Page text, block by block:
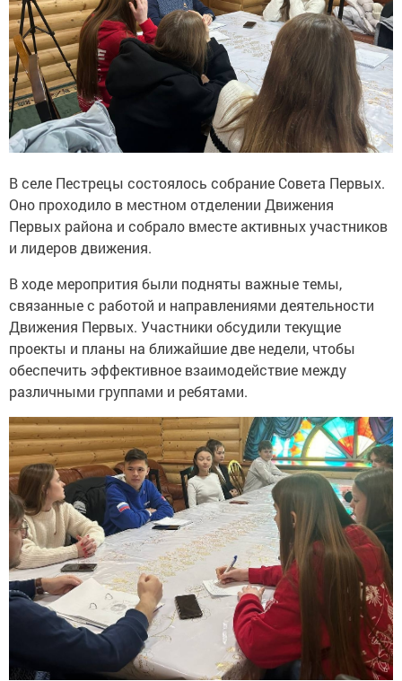
В селе Пестрецы состоялось собрание Совета Первых.
Оно проходило в местном отделении Движения
Первых района и собрало вместе активных участников
и лидеров движения.
В ходе меропрития были подняты важные темы,
связанные с работой и направлениями деятельности
Движения Первых. Участники обсудили текущие
проекты и планы на ближайшие две недели, чтобы
обеспечить эффективное взаимодействие между
различными группами и ребятами.